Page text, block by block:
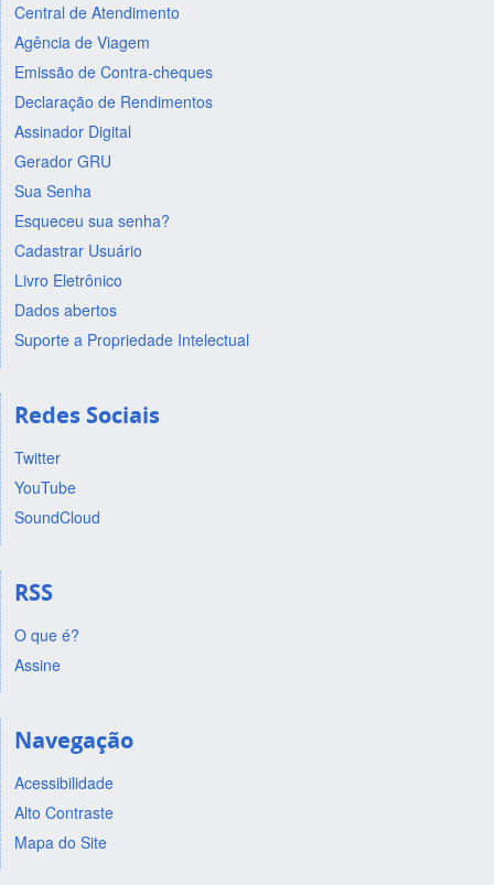
Central de Atendimento
Agência de Viagem
Emissão de Contra-cheques
Declaração de Rendimentos
Assinador Digital
Gerador GRU
Sua Senha
Esqueceu sua senha?
Cadastrar Usuário
Livro Eletrônico
Dados abertos
Suporte a Propriedade Intelectual
Redes Sociais
Twitter
YouTube
SoundCloud
RSS
O que é?
Assine
Navegação
Acessibilidade
Alto Contraste
Mapa do Site